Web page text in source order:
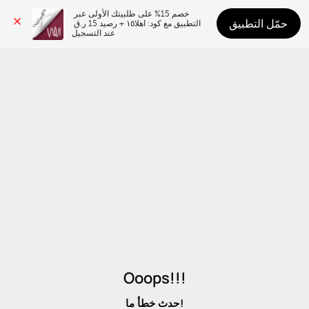
عند التسجيل
حمّل التطبيق
Ooops!!!
حدث خطأ ما!